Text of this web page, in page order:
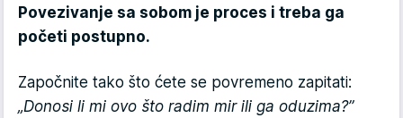
Povezivanje sa sobom je proces i treba ga
početi postupno.
Započnite tako što ćete se povremeno zapitati:
„Donosi li mi ovo što radim mir ili ga oduzima?”